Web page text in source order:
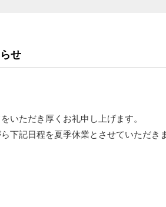
せ
いただき厚くお礼申し上げます。
下記日程を夏季休業とさせていただき